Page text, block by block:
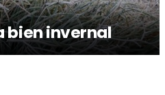
bien invernal